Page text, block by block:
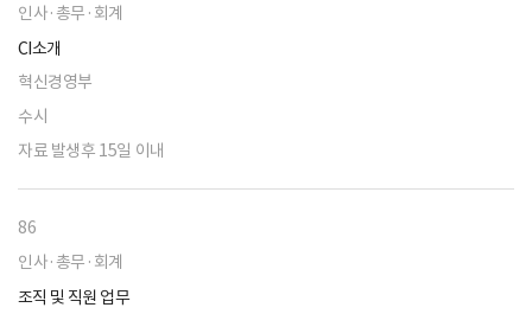
인사·총무·회계
CI소개
혁신경영부
수시
자료 발생후 15일 이내
86
인사·총무·회계
조직 및 직원 업무